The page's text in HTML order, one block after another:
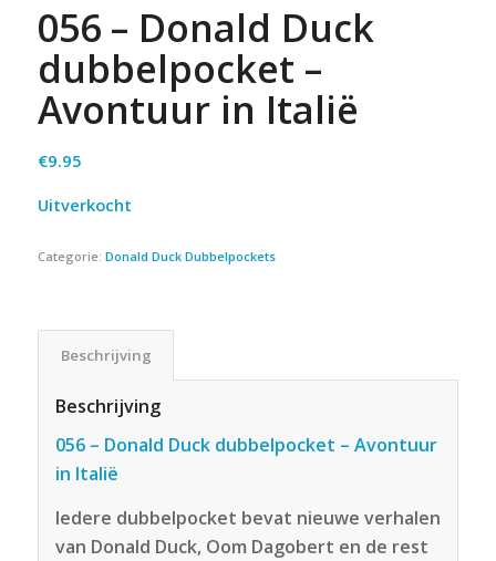
056 – Donald Duck
dubbelpocket –
Avontuur in Italië
€9.95
Uitverkocht
Categorie: Donald Duck Dubbelpockets
Beschrijving
Beschrijving
056 – Donald Duck dubbelpocket – Avontuur
in Italië
Iedere dubbelpocket bevat nieuwe verhalen
van Donald Duck, Oom Dagobert en de rest